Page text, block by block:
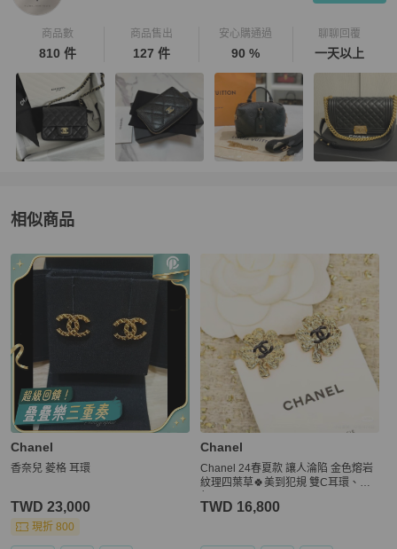
商品數
810 件
商品售出
127 件
安心購通過
90 %
聊聊回覆
一天以上
相似商品
更多相似Chanel女士配件推薦精品
Chanel
香奈兒 菱格 耳環
TWD 23,000
現折 800
Chanel
Chanel 24春夏款 讓人淪陷 金色熔岩
紋理四葉草🍀美到犯規 雙C耳環、耳
TWD 16,800